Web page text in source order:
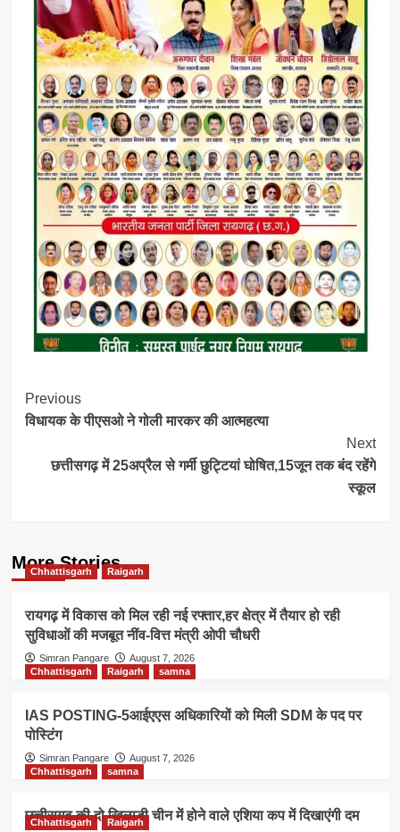
Post
Navigation
Previous
विधायक के पीएसओ ने गोली मारकर की आत्महत्या
Next
छत्तीसगढ़ में 25अप्रैल से गर्मी छुट्टियां घोषित,15जून तक बंद रहेंगे
स्कूल
More Stories
Chhattisgarh Raigarh
रायगढ़ में विकास को मिल रही नई रफ्तार,हर क्षेत्र में तैयार हो रही
सुविधाओं की मजबूत नींव-वित्त मंत्री ओपी चौधरी
Simran Pangare
August 7, 2026
Chhattisgarh
Raigarh samna
IAS POSTING-5आईएएस अधिकारियों को मिली SDM के पद पर
पोस्टिंग
Simran Pangare
August 7, 2026
Chhattisgarh
samna
छत्तीसगढ़ की दो खिलाड़ी चीन में होने वाले एशिया कप में दिखाएंगी दम
Chhattisgarh Raigarh